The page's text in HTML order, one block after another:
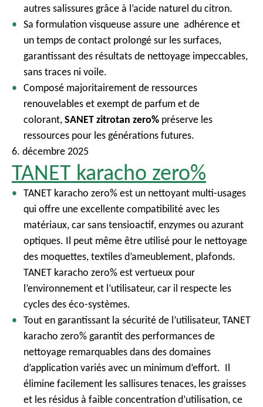
autres salissures grâce à l’acide naturel du citron.
Sa formulation visqueuse assure une adhérence et
un temps de contact prolongé sur les surfaces,
garantissant des résultats de nettoyage impeccables,
sans traces ni voile.
Composé majoritairement de ressources
renouvelables et exempt de parfum et de
colorant,SANET zitrotan zero% préserve les
ressources pour les générations futures.
6. décembre 2025
TANET karacho zero%
TANET karacho zero% est un nettoyant multi-usages
qui offre une excellente compatibilité avec les
matériaux, car sans tensioactif, enzymes ou azurant
optiques. Il peut même être utilisé pour le nettoyage
des moquettes, textiles d’ameublement, plafonds.
TANET karacho zero% est vertueux pour
l’environnement et l’utilisateur, car il respecte les
cycles des éco-systèmes.
Tout en garantissant la sécurité de l’utilisateur, TANET
karacho zero% garantit des performances de
nettoyage remarquables dans des domaines
d’application variés avec un minimum d’effort. Il
élimine facilement les sallisures tenaces, les graisses
et les résidus à faible concentration d’utilisation, ce